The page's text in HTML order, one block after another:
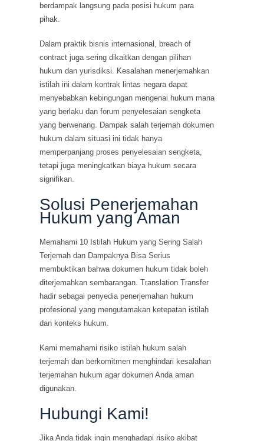
berdampak langsung pada posisi hukum para
pihak.
Dalam praktik bisnis internasional, breach of
contract juga sering dikaitkan dengan pilihan
hukum dan yurisdiksi. Kesalahan menerjemahkan
istilah ini dalam kontrak lintas negara dapat
menyebabkan kebingungan mengenai hukum mana
yang berlaku dan forum penyelesaian sengketa
yang berwenang. Dampak salah terjemah dokumen
hukum dalam situasi ini tidak hanya
memperpanjang proses penyelesaian sengketa,
tetapi juga meningkatkan biaya hukum secara
signifikan.
Solusi Penerjemahan
Hukum yang Aman
Memahami 10 Istilah Hukum yang Sering Salah
Terjemah dan Dampaknya Bisa Serius
membuktikan bahwa dokumen hukum tidak boleh
diterjemahkan sembarangan. Translation Transfer
hadir sebagai penyedia penerjemahan hukum
profesional yang mengutamakan ketepatan istilah
dan konteks hukum.
Kami memahami risiko istilah hukum salah
terjemah dan berkomitmen menghindari kesalahan
terjemahan hukum agar dokumen Anda aman
digunakan.
Hubungi Kami!
Jika Anda tidak ingin menghadapi risiko akibat